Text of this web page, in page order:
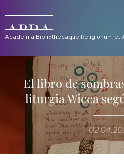
ABRA
Academia Bibliothecaque Religionum et
El libro de
liturgia Wicca